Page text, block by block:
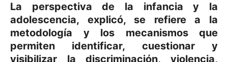
La perspectiva de la infancia y la
adolescencia, explicó, se refiere a la
metodología y los mecanismos que
permiten identificar, cuestionar y
visibilizar la discriminación, violencia,